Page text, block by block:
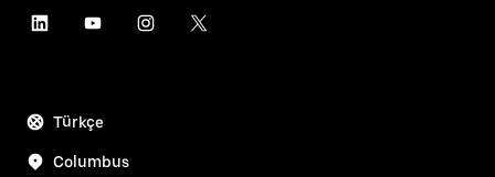
Türkçe
Columbus